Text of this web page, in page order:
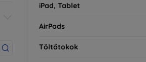
iPad, Tablet
AirPods
Töltőtokok